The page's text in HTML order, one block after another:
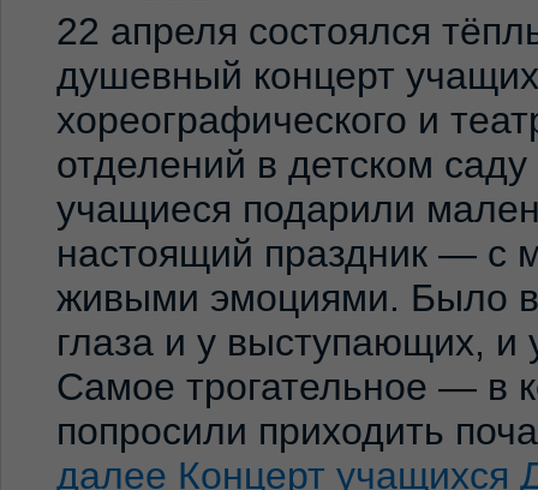
22 апреля состоялся
душевный концерт
хореографического и
отделений в детском
учащиеся подарили
настоящий праздник — с
живыми эмоциями. Было
глаза и у выступающих,
Самое трогательное — в
попросили приходить
далее Концерт